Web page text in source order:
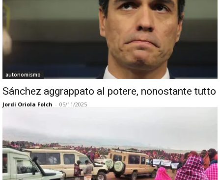
autonomismo
Sánchez aggrappato al potere, nonostante tutto
Jordi Oriola Folch - 05/11/2025